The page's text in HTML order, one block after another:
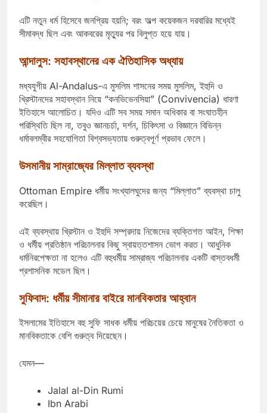
এটি নতুন ধর্ম হিসেবে জনপ্রিয় হয়নি; বরং অল্প কয়েকজন দরবারির মধ্যেই
সীমাবদ্ধ ছিল এবং আকবরের মৃত্যুর পর বিলুপ্ত হয়ে যায়।
আন্দালুস: সহাবস্থানের এক ঐতিহাসিক অধ্যায়
মধ্যযুগীয় Al-Andalus-এ মুসলিম শাসনের সময় মুসলিম, ইহুদি ও
খ্রিস্টানদের সহাবস্থান নিয়ে “কনভিভেনসিয়া” (Convivencia) ধারণা
ইতিহাসে আলোচিত। যদিও এটি সব সময় সমান অধিকার বা সংঘাতহীন
পরিস্থিতি ছিল না, তবুও জ্ঞানচর্চা, দর্শন, চিকিৎসা ও বিজ্ঞানে বিভিন্ন
ধর্মাবলম্বীর সহযোগিতা বিশ্বসভ্যতায় গুরুত্বপূর্ণ প্রভাব ফেলে।
উসমানীয় সাম্রাজ্যের মিল্লাত ব্যবস্থা
Ottoman Empire ধর্মীয় সংখ্যালঘুদের জন্য “মিল্লাত” ব্যবস্থা চালু
করেছিল।
এই ব্যবস্থায় খ্রিস্টান ও ইহুদি সম্প্রদায় নিজেদের ব্যক্তিগত আইন, শিক্ষা
ও ধর্মীয় প্রতিষ্ঠান পরিচালনার কিছু স্বায়ত্তশাসন ভোগ করত। আধুনিক
ধর্মনিরপেক্ষতা না হলেও এটি বহুধর্মীয় সাম্রাজ্য পরিচালনার একটি বাস্তবধর্মী
প্রশাসনিক মডেল ছিল।
সুফিবাদ: ধর্মীয় সীমানার বাইরে মানবিকতার আহ্বান
ইসলামের ইতিহাসে বহু সুফি সাধক ধর্মীয় পরিচয়ের চেয়ে মানুষের নৈতিকতা ও
মানবিকতাকে বেশি গুরুত্ব দিয়েছেন।
যেমন—
Jalal al-Din Rumi
Ibn Arabi